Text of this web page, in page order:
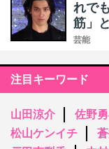
れで
筋」
芸能
注目キーワード
山田涼介 佐野
松山ケンイチ